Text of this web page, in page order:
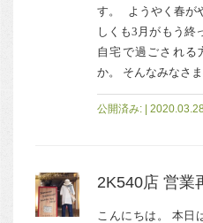
す。 ようやく春が
しくも3月がもう終
自宅で過ごされる
か。 そんなみなさ
公開済み: |
2K540店 営業
こんにちは。 本日